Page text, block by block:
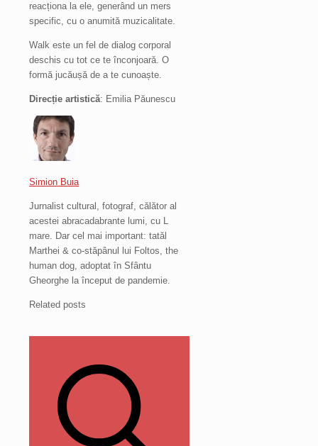
reacționa la ele, generând un mers
specific, cu o anumită muzicalitate.
Walk este un fel de dialog corporal
deschis cu tot ce te înconjoară. O
formă jucăușă de a te cunoaște.
Direcție artistică: Emilia Păunescu
Simion Buia
Jurnalist cultural, fotograf, călător al
acestei abracadabrante lumi, cu L
mare. Dar cel mai important: tatăl
Marthei & co-stăpânul lui Foltos, the
human dog, adoptat în Sfântu
Gheorghe la început de pandemie.
Related posts